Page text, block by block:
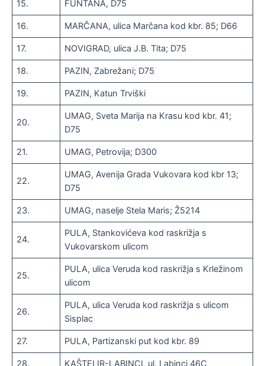
15. FUNTANA, D75
16. MARČANA, ulica Marčana kod kbr. 85; D66
17. NOVIGRAD, ulica J.B. Tita; D75
18. PAZIN, Zabrežani; D75
19. PAZIN, Katun Trviški
20.
UMAG, Sveta Marija na Krasu kod kbr. 41;
D75
21. UMAG, Petrovija; D300
22.
UMAG, Avenija Grada Vukovara kod kbr 13;
D75
23. UMAG, naselje Stela Maris; Ž5214
24.
PULA, Stankovićeva kod raskrižja s
Vukovarskom ulicom
25.
PULA, ulica Veruda kod raskrižja s Krležinom
ulicom
26.
PULA, ulica Veruda kod raskrižja s ulicom
Sisplac
27. PULA, Partizanski put kod kbr. 89
28. KAŠTELIR-LABINCI, ul. Labinci 46C